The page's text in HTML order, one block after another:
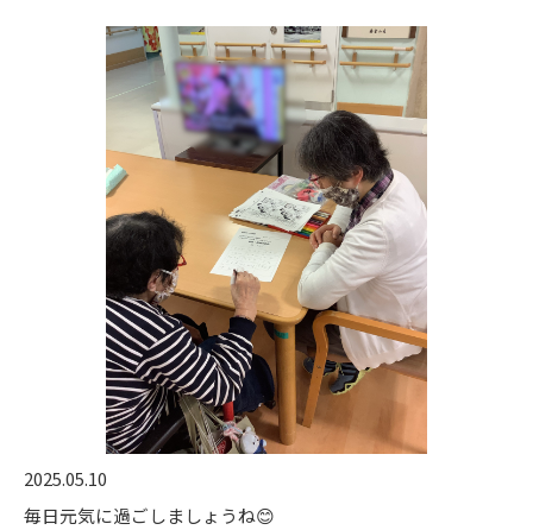
2025.05.10
毎日元気に過ごしましょうね😊